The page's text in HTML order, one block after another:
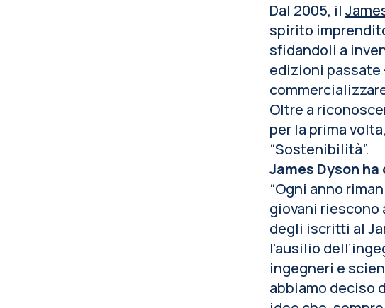
Dal 2005, il
spirito
sfidandoli a
edizioni passate
Oltre a
per la prima
“Sostenibilità”.
James Dyson
“Ogni anno
giovani riescono
degli iscritti al
l’ausilio
ingegneri e
abbiamo deciso